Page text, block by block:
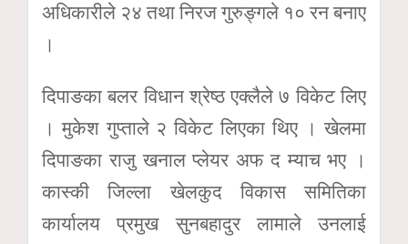
अधिकारीले २४ तथा निरज गुरुङ्गले १० रन बनाए
।
दिपाङका बलर विधान श्रेष्ठ एक्लैले ७ विकेट लिए
। मुकेश गुप्ताले २ विकेट लिएका थिए । खेलमा
दिपाङका राजु खनाल प्लेयर अफ द म्याच भए ।
कास्की जिल्ला खेलकुद विकास समितिका
कार्यालय प्रमुख सुनबहादुर लामाले उनलाई